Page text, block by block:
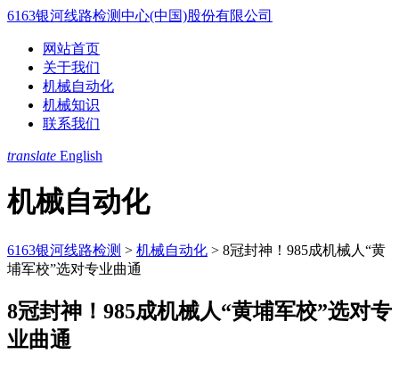
6163银河线路检测中心(中国)股份有限公司
网站首页
关于我们
机械自动化
机械知识
联系我们
translate English
机械自动化
6163银河线路检测 > 机械自动化 > 8冠封神！985成机械人“黄
埔军校”选对专业曲通
8冠封神！985成机械人“黄埔军校”选对专
业曲通